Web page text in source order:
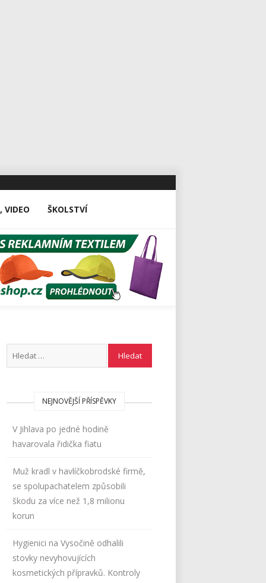
VIDEO ŠKOLSTVÍ
NEJNOVĚJŠÍ PŘÍSPĚVKY
V Jihlava po jedné hodině
havarovala řidička fiatu
Muž kradl v havlíčkobrodské firmě,
se spolupachatelem způsobili
škodu za více než 1,8 milionu
korun
Hygienici na Vysočině odhalili
stovky nevyhovujících
kosmetických přípravků. Kontroly